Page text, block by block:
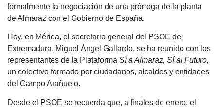
formalmente la negociación de una prórroga de la planta
de Almaraz con el Gobierno de España.
Hoy, en Mérida, el secretario general del PSOE de
Extremadura, Miguel Ángel Gallardo, se ha reunido con los
representantes de la Plataforma Sí a Almaraz, Sí al Futuro,
un colectivo formado por ciudadanos, alcaldes y entidades
del Campo Arañuelo.
Desde el PSOE se recuerda que, a finales de enero, el